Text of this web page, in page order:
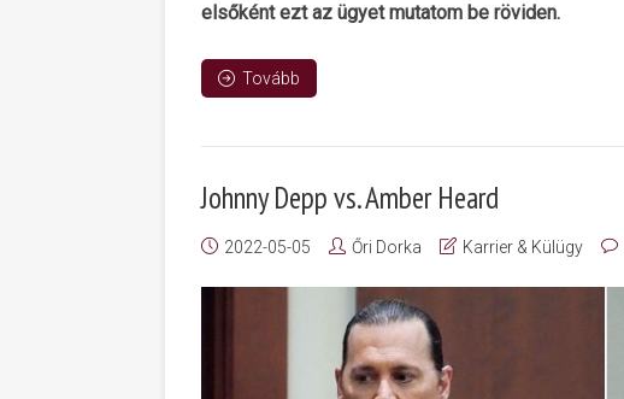
elsőként ezt az ügyet mutatom be röviden.
Tovább
Johnny Depp vs. Amber Heard
2022-05-05 Őri Dorka Karrier & Külügy